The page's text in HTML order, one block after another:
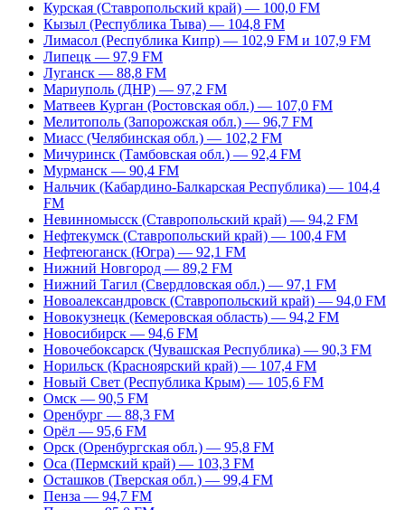
Курская (Ставропольский край) — 100,0 FM
Кызыл (Республика Тыва) — 104,8 FM
Лимасол (Республика Кипр) — 102,9 FM и 107,9 FM
Липецк — 97,9 FM
Луганск — 88,8 FM
Мариуполь (ДНР) — 97,2 FM
Матвеев Курган (Ростовская обл.) — 107,0 FM
Мелитополь (Запорожская обл.) — 96,7 FM
Миасс (Челябинская обл.) — 102,2 FM
Мичуринск (Тамбовская обл.) — 92,4 FM
Мурманск — 90,4 FM
Нальчик (Кабардино-Балкарская Республика) — 104,4
FM
Невинномысск (Ставропольский край) — 94,2 FM
Нефтекумск (Ставропольский край) — 100,4 FM
Нефтеюганск (Югра) — 92,1 FM
Нижний Новгород — 89,2 FM
Нижний Тагил (Свердловская обл.) — 97,1 FM
Новоалександровск (Ставропольский край) — 94,0 FM
Новокузнецк (Кемеровская область) — 94,2 FM
Новосибирск — 94,6 FM
Новочебоксарск (Чувашская Республика) — 90,3 FM
Норильск (Красноярский край) — 107,4 FM
Новый Свет (Республика Крым) — 105,6 FM
Омск — 90,5 FM
Оренбург — 88,3 FM
Орёл — 95,6 FM
Орск (Оренбургская обл.) — 95,8 FM
Оса (Пермский край) — 103,3 FM
Осташков (Тверская обл.) — 99,4 FM
Пенза — 94,7 FM